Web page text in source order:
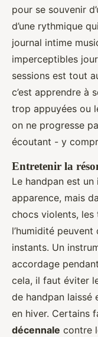
pour se souvenir
d’une rythmique
journal intime
imperceptibles
sessions est tout
c’est apprendre à
trop appuyées ou
on ne progresse
écoutant - y
Entretenir la
Le handpan est
apparence, mais
chocs violents, les
l’humidité peuvent
instants. Un
accordage pendant
cela, il faut éviter
de handpan laissé
en hiver. Certains
décennale contre